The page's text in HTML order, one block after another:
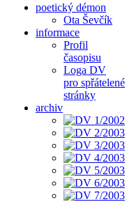
poetický démon
Ota Ševčík
informace
Profil
časopisu
Loga DV
pro spřátelené
stránky
archiv